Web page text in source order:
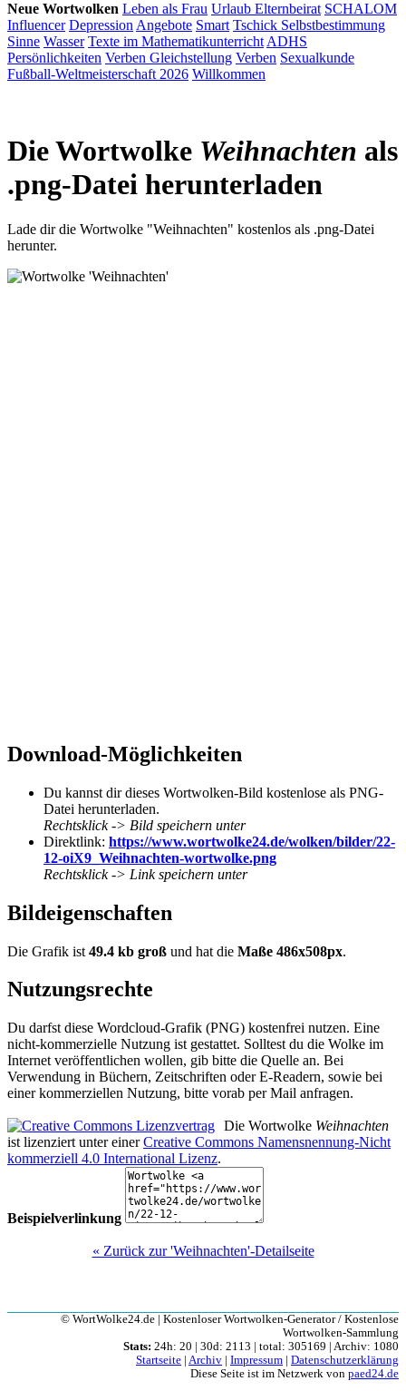
Neue Wortwolken Leben als Frau Urlaub Elternbeirat SCHALOM
Influencer Depression Angebote Smart Tschick Selbstbestimmung
Sinne Wasser Texte im Mathematikunterricht ADHS
Persönlichkeiten Verben Gleichstellung Verben Sexualkunde
Fußball-Weltmeisterschaft 2026 Willkommen
Die Wortwolke Weihnachten als
.png-Datei herunterladen
Lade dir die Wortwolke "Weihnachten" kostenlos als .png-Datei
herunter.
Download-Möglichkeiten
Du kannst dir dieses Wortwolken-Bild kostenlose als PNG-
Datei herunterladen.
Rechtsklick -> Bild speichern unter
Direktlink: https://www.wortwolke24.de/wolken/bilder/22-
12-oiX9_Weihnachten-wortwolke.png
Rechtsklick -> Link speichern unter
Bildeigenschaften
Die Grafik ist 49.4 kb groß und hat die Maße 486x508px.
Nutzungsrechte
Du darfst diese Wordcloud-Grafik (PNG) kostenfrei nutzen. Eine
nicht-kommerzielle Nutzung ist gestattet. Solltest du die Wolke im
Internet veröffentlichen wollen, gib bitte die Quelle an. Bei
Verwendung in Büchern, Zeitschriften oder E-Readern, sowie bei
einer kommerziellen Nutzung, bitte vorab per Mail anfragen.
Die Wortwolke Weihnachten
ist lizenziert unter einerCreative Commons Namensnennung-Nicht
kommerziell 4.0 International Lizenz.
Beispielverlinkung
« Zurück zur 'Weihnachten'-Detailseite
© WortWolke24.de | Kostenloser Wortwolken-Generator / Kostenlose
Wortwolken-Sammlung
Stats: 24h: 20 | 30d: 2113 | total: 305169 | Archiv: 1080
Startseite Archiv Impressum
Datenschutzerklärung
Diese Seite ist im Netzwerk von paed24.de